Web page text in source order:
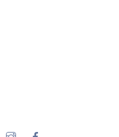
YouTubeInstagram